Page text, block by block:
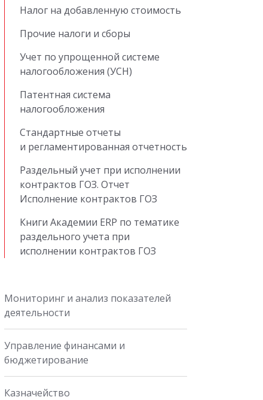
Налог на добавленную стоимость
Прочие налоги и сборы
Учет по упрощенной системе
налогообложения (УСН)
Патентная система
налогообложения
Стандартные отчеты
и регламентированная отчетность
Раздельный учет при исполнении
контрактов ГОЗ. Отчет
Исполнение контрактов ГОЗ
Книги Академии ERP по тематике
раздельного учета при
исполнении контрактов ГОЗ
Мониторинг и анализ показателей
деятельности
Управление финансами и
бюджетирование
Казначейство